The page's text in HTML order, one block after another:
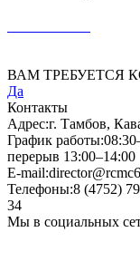
ВАМ ТРЕБУЕТСЯ
Да
Контакты
Адрес:г. Тамбов,
График работы:
перерыв 13:00–14:00
E-mail:
Телефоны:8 (4752)
34
Мы в социальных